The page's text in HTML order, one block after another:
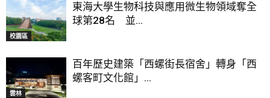
校園區
東海大學生物科技與應用微生物領域奪全
球第28名 並...
雲林
百年歷史建築「西螺街長宿舍」轉身「西
螺客町文化館」...